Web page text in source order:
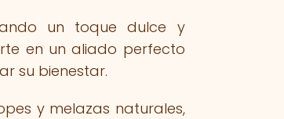
un toque dulce y
en un aliado perfecto
su bienestar.
y melazas naturales,